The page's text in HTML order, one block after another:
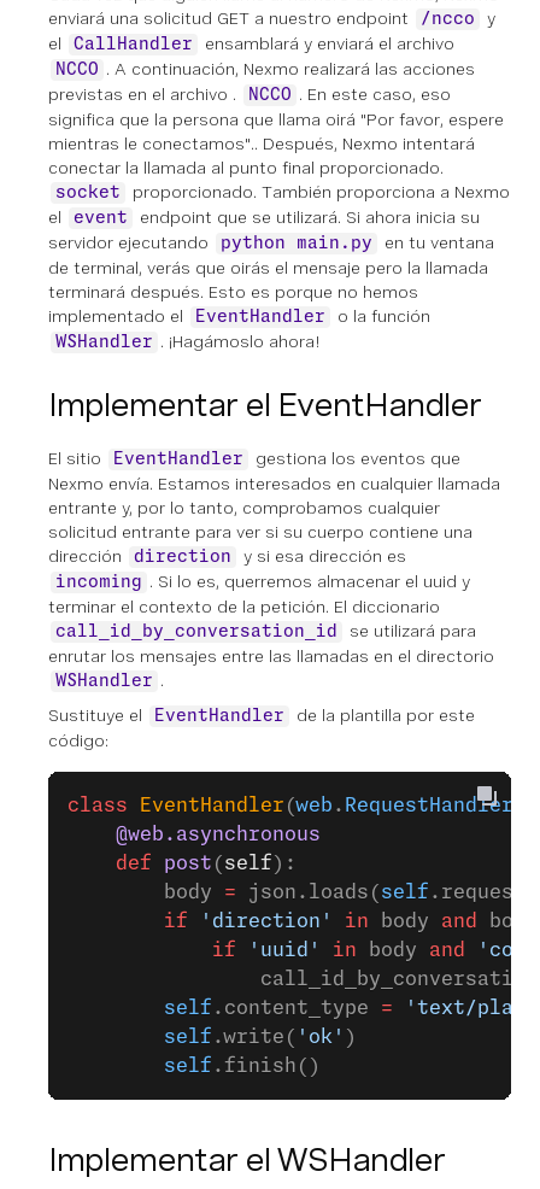
enviará una solicitud GET a nuestro endpoint
/ncco
y
el
CallHandler ensamblará y enviará el archivo
NCCO . A continuación, Nexmo realizará las acciones
previstas en el archivo .
NCCO . En este caso, eso
significa que la persona que llama oirá "Por favor, espere
mientras le conectamos".. Después, Nexmo intentará
conectar la llamada al punto final proporcionado.
socket
proporcionado. También proporciona a Nexmo
el
event
endpoint que se utilizará. Si ahora inicia su
servidor ejecutando
python main.py
en tu ventana
de terminal, verás que oirás el mensaje pero la llamada
terminará después. Esto es porque no hemos
implementado el
EventHandler o la función
WSHandler . ¡Hagámoslo ahora!
Implementar el EventHandler
El sitio EventHandler
gestiona los eventos que
Nexmo envía. Estamos interesados en cualquier llamada
entrante y, por lo tanto, comprobamos cualquier
solicitud entrante para ver si su cuerpo contiene una
dirección
direction y si esa dirección es
incoming . Si lo es, querremos almacenar el uuid y
terminar el contexto de la petición. El diccionario
call_id_by_conversation_id
se utilizará para
enrutar los mensajes entre las llamadas en el directorio
WSHandler .
Sustituye el
EventHandler
de la plantilla por este
código:
class EventHandler (web . RequestHandler
    @web.asynchronous
    def
post ( self ):
        body
= json.loads( self
        if
'direction' in body and
            if
'uuid' in body and
        self
.content_type = 'text/
        self
.write( 'ok' )
        self
.finish()
Implementar el WSHandler